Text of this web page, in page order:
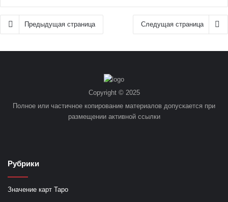
Предыдущая страница Следущая страница
Copyright © 2025
Полное или частичное копирование материалов допускается при
размещении активной ссылки
Рубрики
Значение карт Таро